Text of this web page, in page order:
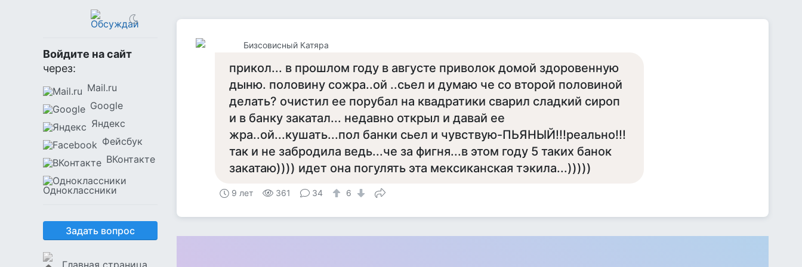
Войдите на сайт
через:
Mail.ru
Google
Яндекс
Фейсбук
ВКонтакте
Одноклассники
Задать вопрос
Главная страница
Бизсовисный Катяра
прикол... в прошлом году в августе приволок домой здоровенную
дыню. половину сожра..ой ..сьел и думаю че со второй половиной
делать? очистил ее порубал на квадратики сварил сладкий сироп
и в банку закатал... недавно открыл и давай ее
жра..ой...кушать...пол банки сьел и чувствую-ПЬЯНЫЙ!!!реально!!!
так и не забродила ведь...че за фигня...в этом году 5 таких банок
закатаю)))) идет она погулять эта мексиканская тэкила...)))))
9 лет 361 34 6